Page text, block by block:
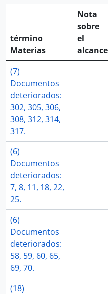
término
Materias
Nota
sobre
el
alcance
(7)
Documentos
deteriorados:
302, 305, 306,
308, 312, 314,
317.
(6)
Documentos
deteriorados:
7, 8, 11, 18, 22,
25.
(6)
Documentos
deteriorados:
58, 59, 60, 65,
69, 70.
(18)